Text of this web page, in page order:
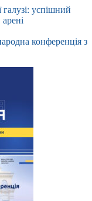
успішний
конференція з